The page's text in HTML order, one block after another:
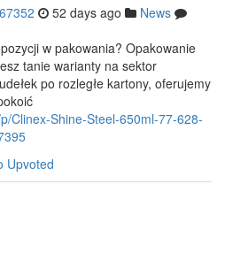
52 days ago
News
w pakowania? Opakowanie
tanie warianty na sektor
po rozległe kartony, oferujemy
Clinex-Shine-Steel-650ml-77-628-
Upvoted